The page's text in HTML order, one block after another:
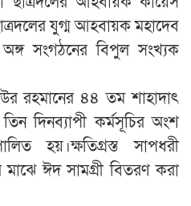
যুগ্ম আহবায়ক মহাদেব
সংগঠনের বিপুল সংখ্যক
রহমানের ৪৪ তম শাহাদাৎ
দিনব্যাপী কর্মসূচির অংশ
হয়।ক্ষতিগ্রস্ত সাপধরী
ঈদ সামগ্রী বিতরণ করা